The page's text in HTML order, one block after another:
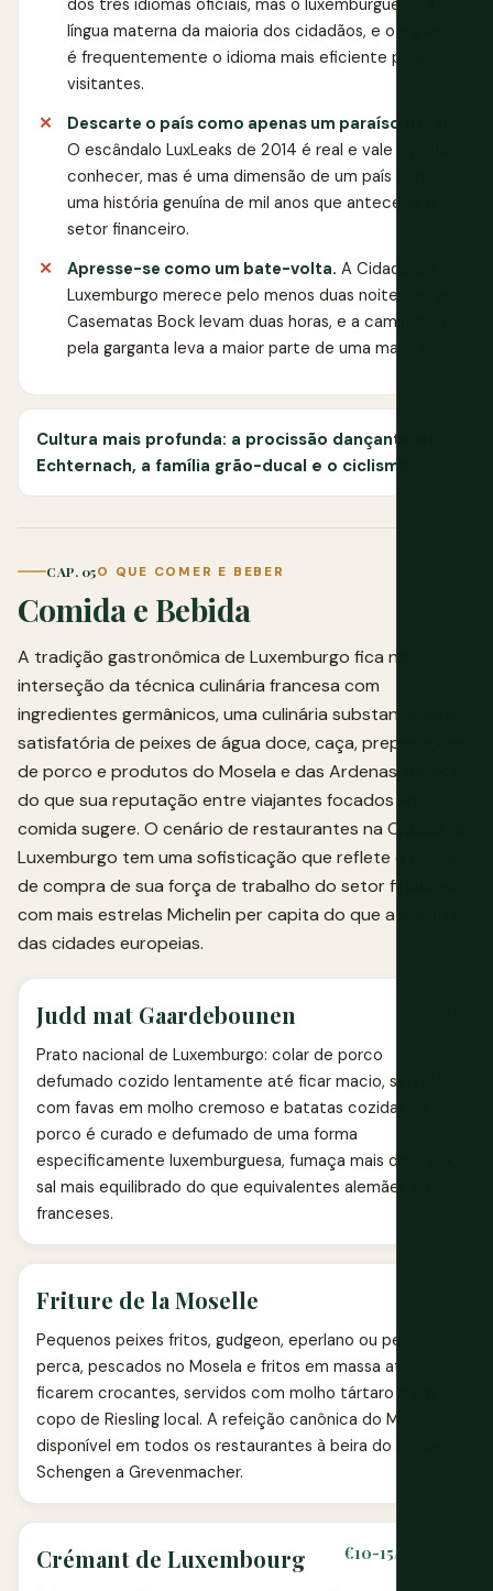
dos três idiomas oficiais, mas o luxemburguês é a
língua materna da maioria dos cidadãos, e o inglês
é frequentemente o idioma mais eficiente para
visitantes.
Descarte o país como apenas um paraíso fiscal.
O escândalo LuxLeaks de 2014 é real e vale a pena
conhecer, mas é uma dimensão de um país com
uma história genuína de mil anos que antecede o
setor financeiro.
Apresse-se como um bate-volta. A Cidade de
Luxemburgo merece pelo menos duas noites; só as
Casematas Bock levam duas horas, e a caminhada
pela garganta leva a maior parte de uma manhã.
Cultura mais profunda: a procissão dançante de
Echternach, a família grão-ducal e o ciclismo
CAP. 05O QUE COMER E BEBER
Comida e Bebida
A tradição gastronômica de Luxemburgo fica na
interseção da técnica culinária francesa com
ingredientes germânicos, uma culinária substanciosa e
satisfatória de peixes de água doce, caça, preparações
de porco e produtos do Mosela e das Ardenas, melhor
do que sua reputação entre viajantes focados em
comida sugere. O cenário de restaurantes na Cidade de
Luxemburgo tem uma sofisticação que reflete o poder
de compra de sua força de trabalho do setor financeiro,
com mais estrelas Michelin per capita do que a maioria
das cidades europeias.
Judd mat Gaardebounen
Prato nacional de Luxemburgo: colar de porco
defumado cozido lentamente até ficar macio, servido
com favas em molho cremoso e batatas cozidas. O
porco é curado e defumado de uma forma
especificamente luxemburguesa, fumaça mais delicada,
sal mais equilibrado do que equivalentes alemães ou
franceses.
Friture de la Moselle
Pequenos peixes fritos, gudgeon, eperlano ou pequena
perca, pescados no Mosela e fritos em massa até
ficarem crocantes, servidos com molho tártaro e um
copo de Riesling local. A refeição canônica do Mosela,
disponível em todos os restaurantes à beira do rio, de
Schengen a Grevenmacher.
Crémant de Luxembourg €10-15/garrafa